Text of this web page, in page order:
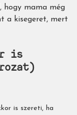
hogy mama még
a kisegeret, mert
is
is szereti, ha